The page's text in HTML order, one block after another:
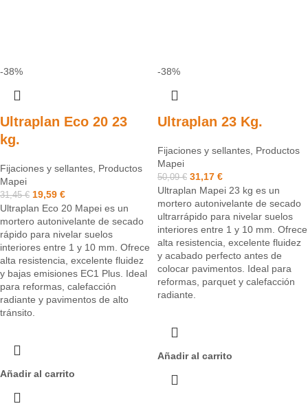
-38%
Ultraplan Eco 20 23
kg.
Fijaciones y sellantes Productos
Mapei
31,45€ 19,59 €
Ultraplan Eco 20 Mapei es un
mortero autonivelante de secado
rápido para nivelar suelos
interiores entre 1 y 10 mm. Ofrece
alta resistencia, excelente fluidez
y bajas emisiones EC1 Plus. Ideal
para reformas, calefacción
radiante y pavimentos de alto
tránsito.
Añadir al carrito
-38%
Ultraplan 23 Kg.
Fijaciones y sellantes Productos
Mapei
50,09€ 31,17 €
Ultraplan Mapei 23 kg es un
mortero autonivelante de secado
ultrarrápido para nivelar suelos
interiores entre 1 y 10 mm. Ofrece
alta resistencia, excelente fluidez
y acabado perfecto antes de
colocar pavimentos. Ideal para
reformas, parquet y calefacción
radiante.
Añadir al carrito